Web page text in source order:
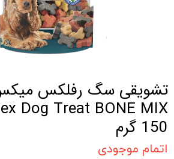
تشویقی سگ رفلکس
150 گرم
اتمام موجودی